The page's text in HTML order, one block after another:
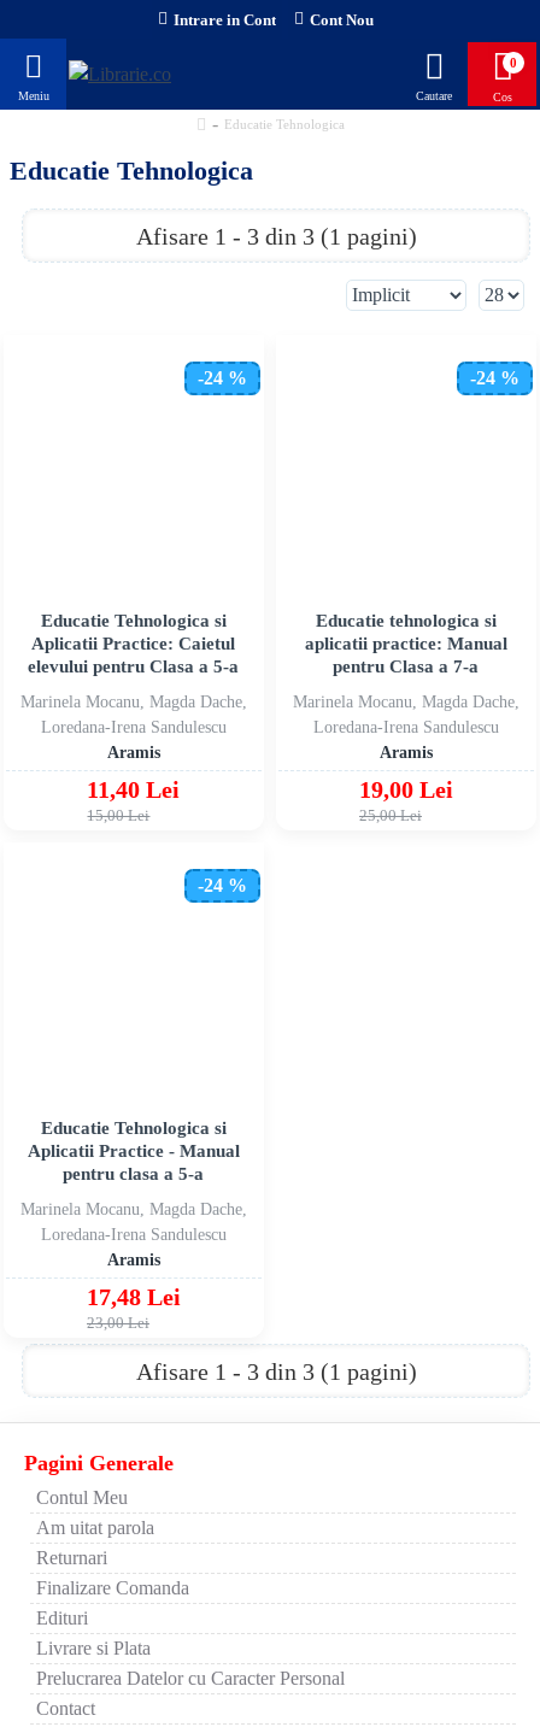
Intrare in Cont Cont Nou
0
Educatie Tehnologica
Educatie Tehnologica
Afisare 1 - 3 din 3 (1 pagini)
-24 %
Marinela Mocanu, Magda Dache,
Loredana-Irena Sandulescu
Aramis
Educatie Tehnologica si
Aplicatii Practice: Caietul
elevului pentru Clasa a 5-a
11,40 Lei
15,00 Lei
-24 %
Marinela Mocanu, Magda Dache,
Loredana-Irena Sandulescu
Aramis
Educatie tehnologica si
aplicatii practice: Manual
pentru Clasa a 7-a
19,00 Lei
25,00 Lei
-24 %
Marinela Mocanu, Magda Dache,
Loredana-Irena Sandulescu
Aramis
Educatie Tehnologica si
Aplicatii Practice - Manual
pentru clasa a 5-a
17,48 Lei
23,00 Lei
Afisare 1 - 3 din 3 (1 pagini)
Pagini Generale
Contul Meu
Am uitat parola
Returnari
Finalizare Comanda
Edituri
Livrare si Plata
Prelucrarea Datelor cu Caracter Personal
Contact